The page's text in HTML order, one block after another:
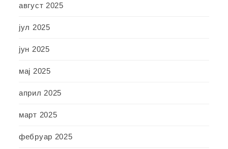
август 2025
јул 2025
јун 2025
мај 2025
април 2025
март 2025
фебруар 2025